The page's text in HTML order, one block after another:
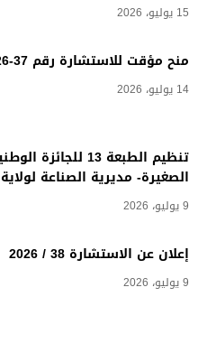
15 يوليو، 2026
منح مؤقت للاستشارة رقم 37-2026
14 يوليو، 2026
تنظيم الطبعة 13
الصغيرة- مديرية الصناعة
9 يوليو، 2026
إعلان عن الاستشارة 38 / 2026
9 يوليو، 2026